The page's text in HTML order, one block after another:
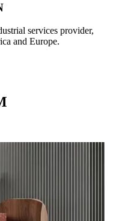
services provider,
and Europe.